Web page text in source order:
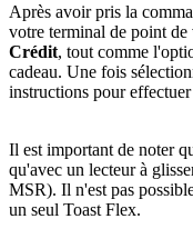
Après avoir pris la
votre terminal de point
Crédit, tout comme
cadeau. Une fois
instructions pour
Il est important de noter
qu'avec un lecteur à
MSR). Il n'est pas
un seul Toast Flex.